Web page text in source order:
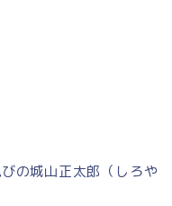
の城山正太郎（しろや